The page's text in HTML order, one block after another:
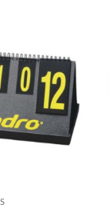
Ajouter
aux
souhaits